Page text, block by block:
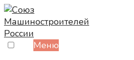
Skip
to
content
Меню